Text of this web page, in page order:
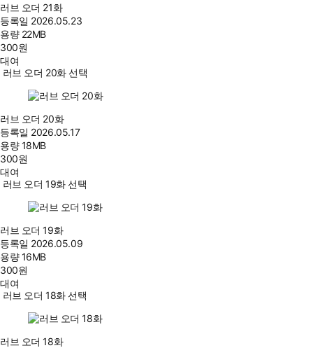
러브 오더 21화
등록일 2026.05.23
용량 22MB
300원
대여
러브 오더 20화 선택
러브 오더 20화
등록일 2026.05.17
용량18MB
300원
대여
러브 오더 19화 선택
러브 오더 19화
등록일 2026.05.09
용량16MB
300원
대여
러브 오더 18화 선택
러브 오더 18화